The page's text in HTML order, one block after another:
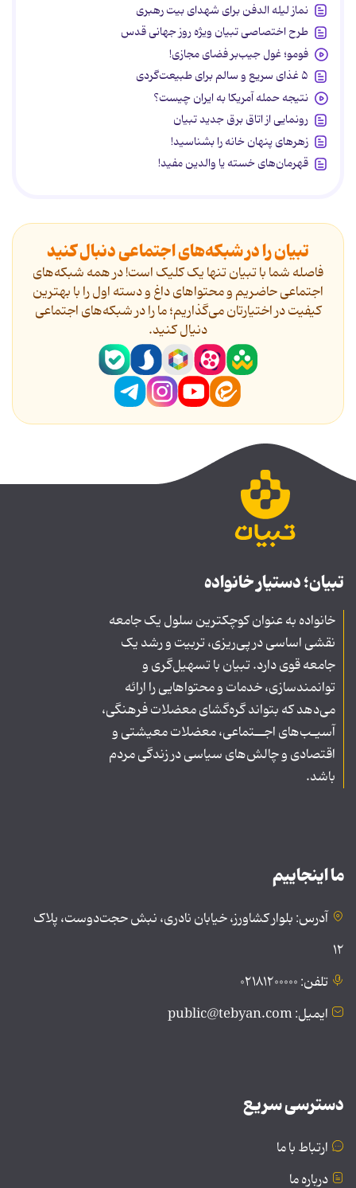
نماز لیله الدفن برای شهدای بیت رهبری
طرح اختصاصی تبیان ویژه روز جهانی قدس
فومو؛ غول جیب‌بر فضای مجازی!
۵ غذای سریع و سالم برای طبیعت‌گردی
نتیجه حمله آمریکا به ایران چیست؟
رونمایی از اتاق برق جدید تبیان
زهرهای پنهان خانه را بشناسید!
قهرمان‌های خسته یا والدین مفید!
تبیان را در شبکه‌های اجتماعی دنبال کنید
فاصله شما با تبیان تنها یک کلیک است! در همه شبکه‌های
اجتماعی حاضریم و محتواهای داغ و دسته اول را با بهترین
کیفیت در اختیارتان می‌گذاریم؛ ما را در شبکه‌های اجتماعی
دنیال کنید.
تبیان؛ دستیار خانواده
خانواده به عنوان کوچکترین سلول یک جامعه
نقشی اساسی در پی‌ریزی، تربیت و رشد یک
جامعه قوی دارد. تبیان با تسهیل‌گری و
توانمندسازی، خدمات و محتواهایی را ارائه
می‌دهد که بتواند گره‌گشای معضلات فرهنگی،
آسیـب‌های اجــتماعی، معضلات معیشتی و
اقتصادی و چالش‌های سیاسی در زندگی مردم
باشد.
ما اینجاییم
آدرس: بلوار کشاورز، خیابان نادری، نبش حجت‌دوست، پلاک
۱۲
تلفن: ۰۲۱۸۱۲۰۰۰۰۰
ایمیل: public@tebyan.com
دسترسی سریع
ارتباط با ما
درباره ما